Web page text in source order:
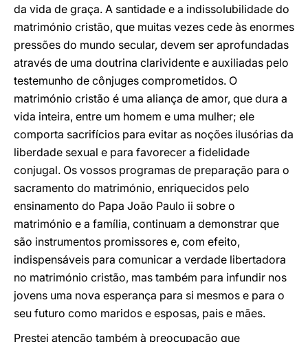
da vida de graça. A santidade e a indissolubilidade do
matrimónio cristão, que muitas vezes cede às enormes
pressões do mundo secular, devem ser aprofundadas
através de uma doutrina clarividente e auxiliadas pelo
testemunho de cônjuges comprometidos. O
matrimónio cristão é uma aliança de amor, que dura a
vida inteira, entre um homem e uma mulher; ele
comporta sacrifícios para evitar as noções ilusórias da
liberdade sexual e para favorecer a fidelidade
conjugal. Os vossos programas de preparação para o
sacramento do matrimónio, enriquecidos pelo
ensinamento do Papa João Paulo ii sobre o
matrimónio e a família, continuam a demonstrar que
são instrumentos promissores e, com efeito,
indispensáveis para comunicar a verdade libertadora
no matrimónio cristão, mas também para infundir nos
jovens uma nova esperança para si mesmos e para o
seu futuro como maridos e esposas, pais e mães.
Prestei atenção também à preocupação que